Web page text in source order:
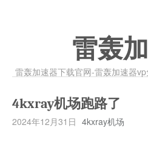
雷轰
雷轰加速器下载官网-雷轰加速器
4kxray机场跑路了
2024年12月31日 4kxray机场